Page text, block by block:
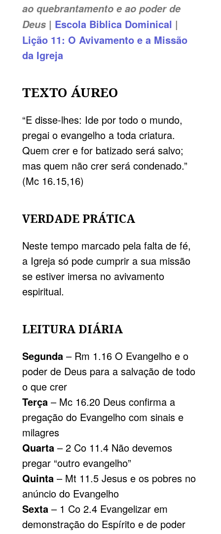
ao quebrantamento e ao poder de
Deus| Escola Biblica Dominical |
Lição 11: O Avivamento e a Missão
da Igreja
TEXTO ÁUREO
“E disse-lhes: Ide por todo o mundo,
pregai o evangelho a toda criatura.
Quem crer e for batizado será salvo;
mas quem não crer será condenado.”
(Mc 16.15,16)
VERDADE PRÁTICA
Neste tempo marcado pela falta de fé,
a Igreja só pode cumprir a sua missão
se estiver imersa no avivamento
espiritual.
LEITURA DIÁRIA
Segunda – Rm 1.16 O Evangelho e o
poder de Deus para a salvação de todo
o que crer
Terça – Mc 16.20 Deus confirma a
pregação do Evangelho com sinais e
milagres
Quarta – 2 Co 11.4 Não devemos
pregar “outro evangelho”
Quinta – Mt 11.5 Jesus e os pobres no
anúncio do Evangelho
Sexta – 1 Co 2.4 Evangelizar em
demonstração do Espírito e de poder